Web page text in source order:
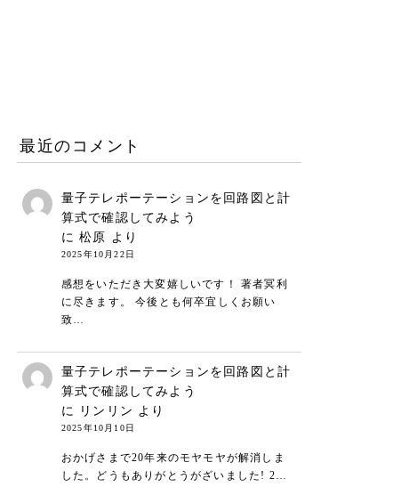
最近のコメント
量子テレポーテーションを回路図と計
算式で確認してみよう
に松原 より
2025年10月22日
感想をいただき大変嬉しいです！ 著者冥利
に尽きます。 今後とも何卒宜しくお願い
致…
量子テレポーテーションを回路図と計
算式で確認してみよう
に
リンリン より
2025年10月10日
おかげさまで20年来のモヤモヤが解消しま
した。どうもありがとうがざいました! 2…